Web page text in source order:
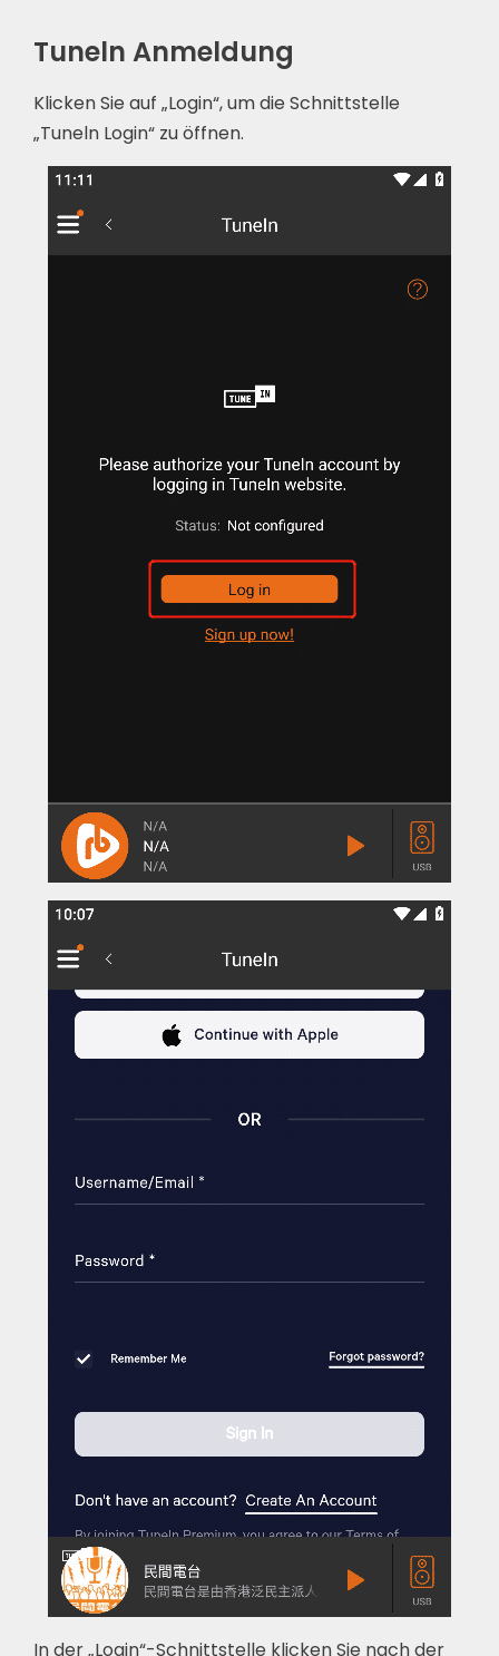
Tuneln Anmeldung
Klicken Sie auf „Login“, um die Schnittstelle
„Tuneln Login“ zu öffnen.
In der „Login“-Schnittstelle klicken Sie nach der